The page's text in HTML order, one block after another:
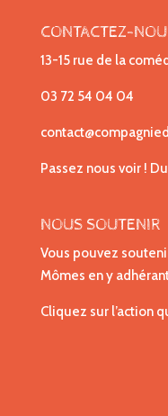
CONTACTEZ-
13-15 rue de la
03 72 54 04 04
Passez nous voir !
NOUS SOUTENIR
Vous pouvez
Mômes en y
Cliquez sur l’action